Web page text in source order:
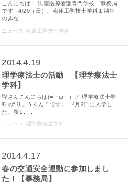
こんにちは！ 出雲医療看護専門学校 事務局
です 4/20（日）、臨床工学技士学科１期生
のみな . . .
ニュース 臨床工学技士学科
2014.4.19
理学療法士の活動 【理学療法士
学科】
皆さんこんにちは(=・ω・）ノ 理学療法士学
科の“りょうくん ” です。 4月2日に入学し
た、新1 . . .
ニュース 理学療法士学科
2014.4.17
春の交通安全運動に参加しまし
た！【事務局】